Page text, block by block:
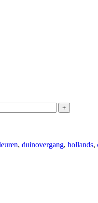
, duinovergang, hollands,